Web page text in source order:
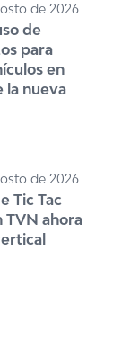
de 2026
de
para
en
la nueva
de 2026
Tic Tac
TVN ahora